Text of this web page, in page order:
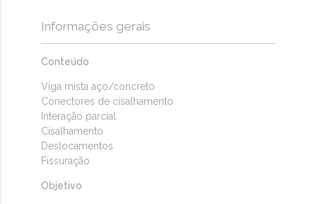
Informações gerais
Conteúdo
Viga mista aço/concreto
Conectores de cisalhamento
Interação parcial
Cisalhamento
Deslocamentos
Fissuração
Objetivo